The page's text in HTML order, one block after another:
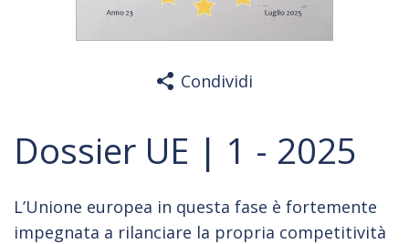
Condividi
Dossier UE | 1 - 2025
L’Unione europea in questa fase è fortemente
impegnata a rilanciare la propria competitività